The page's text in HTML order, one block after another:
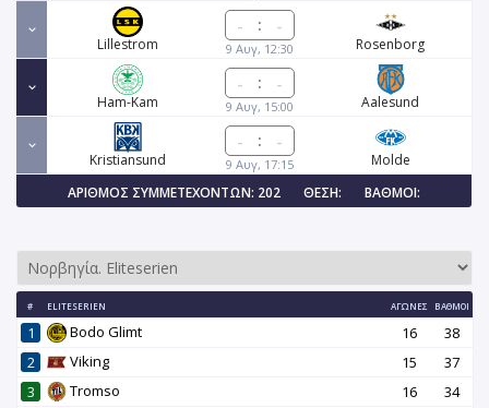
Lillestrom
:
9 Αυγ, 12:30 Rosenborg
Ham-Kam
:
9 Αυγ, 15:00 Aalesund
Kristiansund
:
9 Αυγ, 17:15
Molde
ΑΡΙΘΜΌΣ ΣΥΜΜΕΤΕΧΌΝΤΩΝ: 202
ΘΈΣΗ: ΒΑΘΜΟΊ:
# ELITESERIEN ΑΓΏΝΕΣ ΒΑΘΜΟΊ
1 Bodo Glimt 16
38
2
Viking 15
37
3
Tromso 16
34